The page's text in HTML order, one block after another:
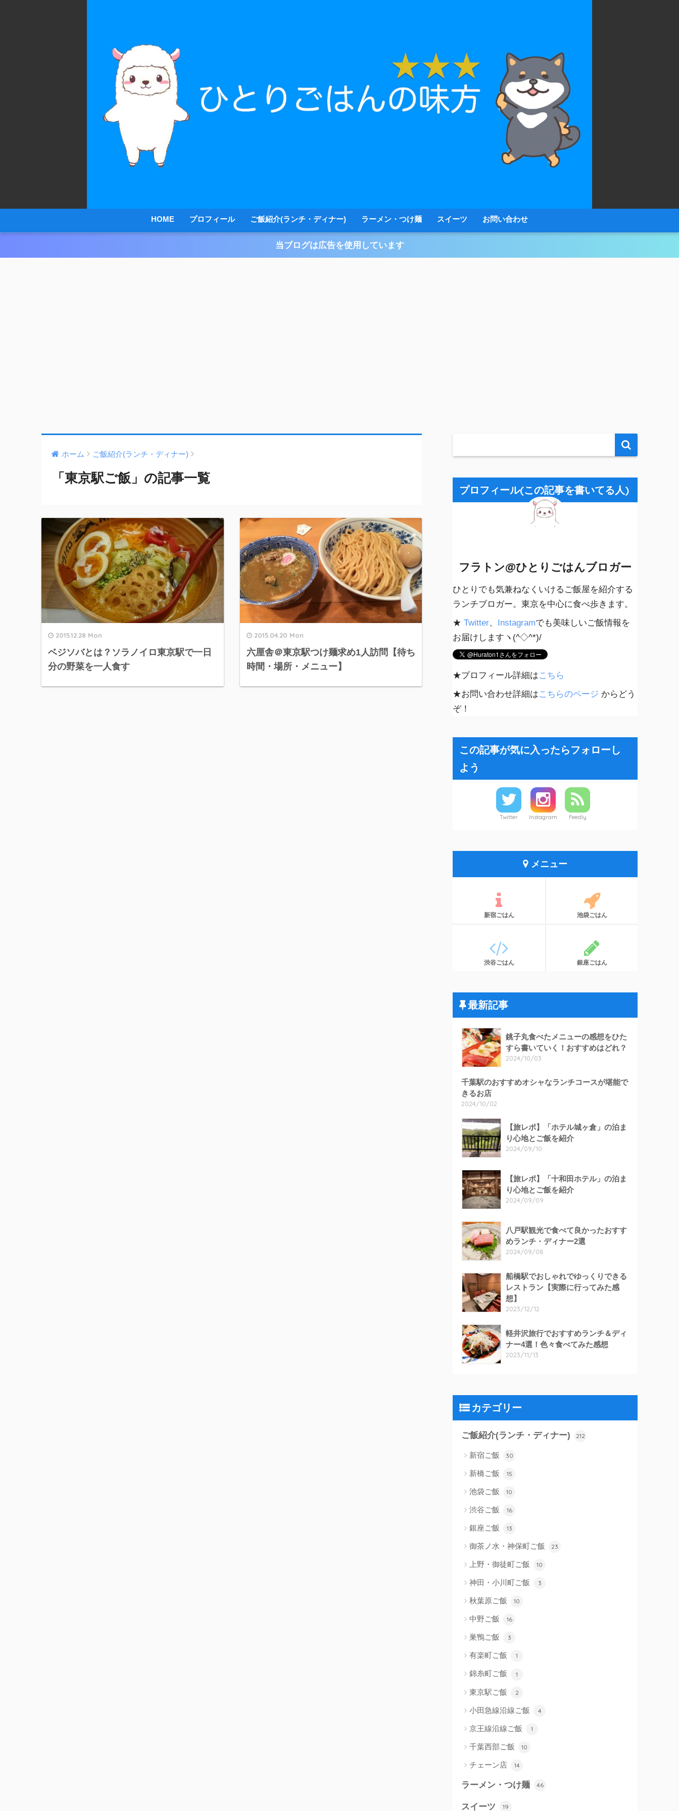
HOME プロフィール ご飯紹介(ランチ・ディナー) ラーメン・つけ麺 スイーツ お問い合わせ
当ブログは広告を使用しています
ホーム ご飯紹介(ランチ・ディナー)
「東京駅ご飯」の記事一覧
2015.12.28 Mon
ベジソバとは？ソラノイロ東京駅で一日
分の野菜を一人食す
2015.04.20 Mon
六厘舎＠東京駅つけ麺求め1人訪問【待ち
時間・場所・メニュー】
プロフィール(この記事を書いてる人)
フラトン@ひとりごはんブロガー
ひとりでも気兼ねなくいけるご飯屋を紹介する
ランチブロガー。東京を中心に食べ歩きます。
★Twitter、 Instagramでも美味しいご飯情報を
お届けしますヽ(^◇^*)/
★プロフィール詳細はこちら
★お問い合わせ詳細はこちらのページ からどう
ぞ！
この記事が気に入ったらフォローし
よう
Twitter Instagram Feedly
メニュー
新宿ごはん 池袋ごはん
渋谷ごはん 銀座ごはん
最新記事
銚子丸食べたメニューの感想をひた
すら書いていく！おすすめはどれ？
2024/10/03
千葉駅のおすすめオシャなランチコースが堪能で
きるお店
2024/10/02
【旅レポ】「ホテル城ヶ倉」の泊ま
り心地とご飯を紹介
2024/09/10
【旅レポ】「十和田ホテル」の泊ま
り心地とご飯を紹介
2024/09/09
八戸駅観光で食べて良かったおすす
めランチ・ディナー2選
2024/09/08
船橋駅でおしゃれでゆっくりできる
レストラン【実際に行ってみた感
想】
2023/12/12
軽井沢旅行でおすすめランチ＆ディ
ナー4選！色々食べてみた感想
2023/11/13
カテゴリー
ご飯紹介(ランチ・ディナー) 212
新宿ご飯 30
新橋ご飯 15
池袋ご飯 10
渋谷ご飯 16
銀座ご飯 13
御茶ノ水・神保町ご飯 23
上野・御徒町ご飯 10
神田・小川町ご飯 3
秋葉原ご飯 10
中野ご飯 16
巣鴨ご飯 3
有楽町ご飯 1
錦糸町ご飯 1
東京駅ご飯 2
小田急線沿線ご飯 4
京王線沿線ご飯 1
千葉西部ご飯 10
チェーン店 14
ラーメン・つけ麺 46
スイーツ 19